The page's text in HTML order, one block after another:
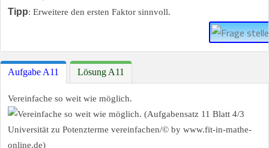
Tipp: Erweitere den ersten Faktor sinnvoll.
Aufgabe A11 Lösung A11
Vereinfache so weit wie möglich.